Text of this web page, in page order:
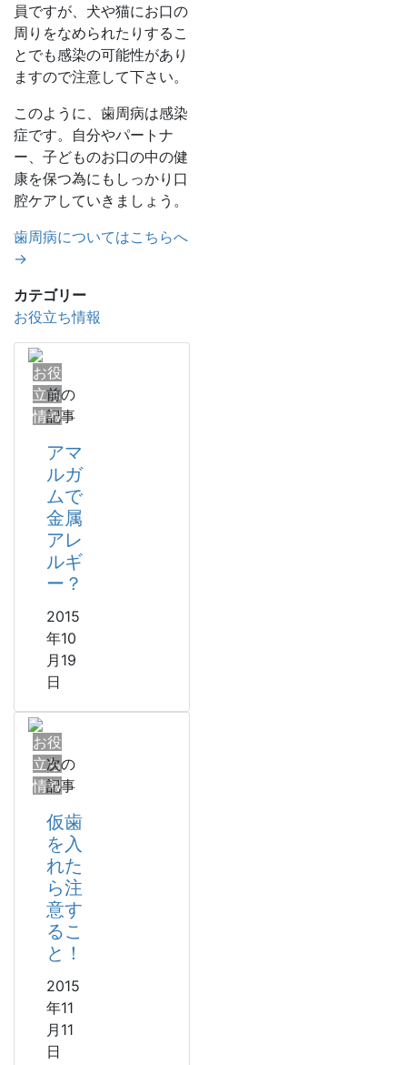
員ですが、犬や猫にお口の
周りをなめられたりするこ
とでも感染の可能性があり
ますので注意して下さい。
このように、歯周病は感染
症です。自分やパートナ
ー、子どものお口の中の健
康を保つ為にもしっかり口
腔ケアしていきましょう。
歯周病についてはこちらへ
→
カテゴリー
お役立ち情報
お役
立ち
情報
前の
記事
アマ
ルガ
ムで
金属
アレ
ルギ
ー？
2015
年10
月19
日
お役
立ち
情報
次の
記事
仮歯
を入
れた
ら注
意す
るこ
と！
2015
年11
月11
日